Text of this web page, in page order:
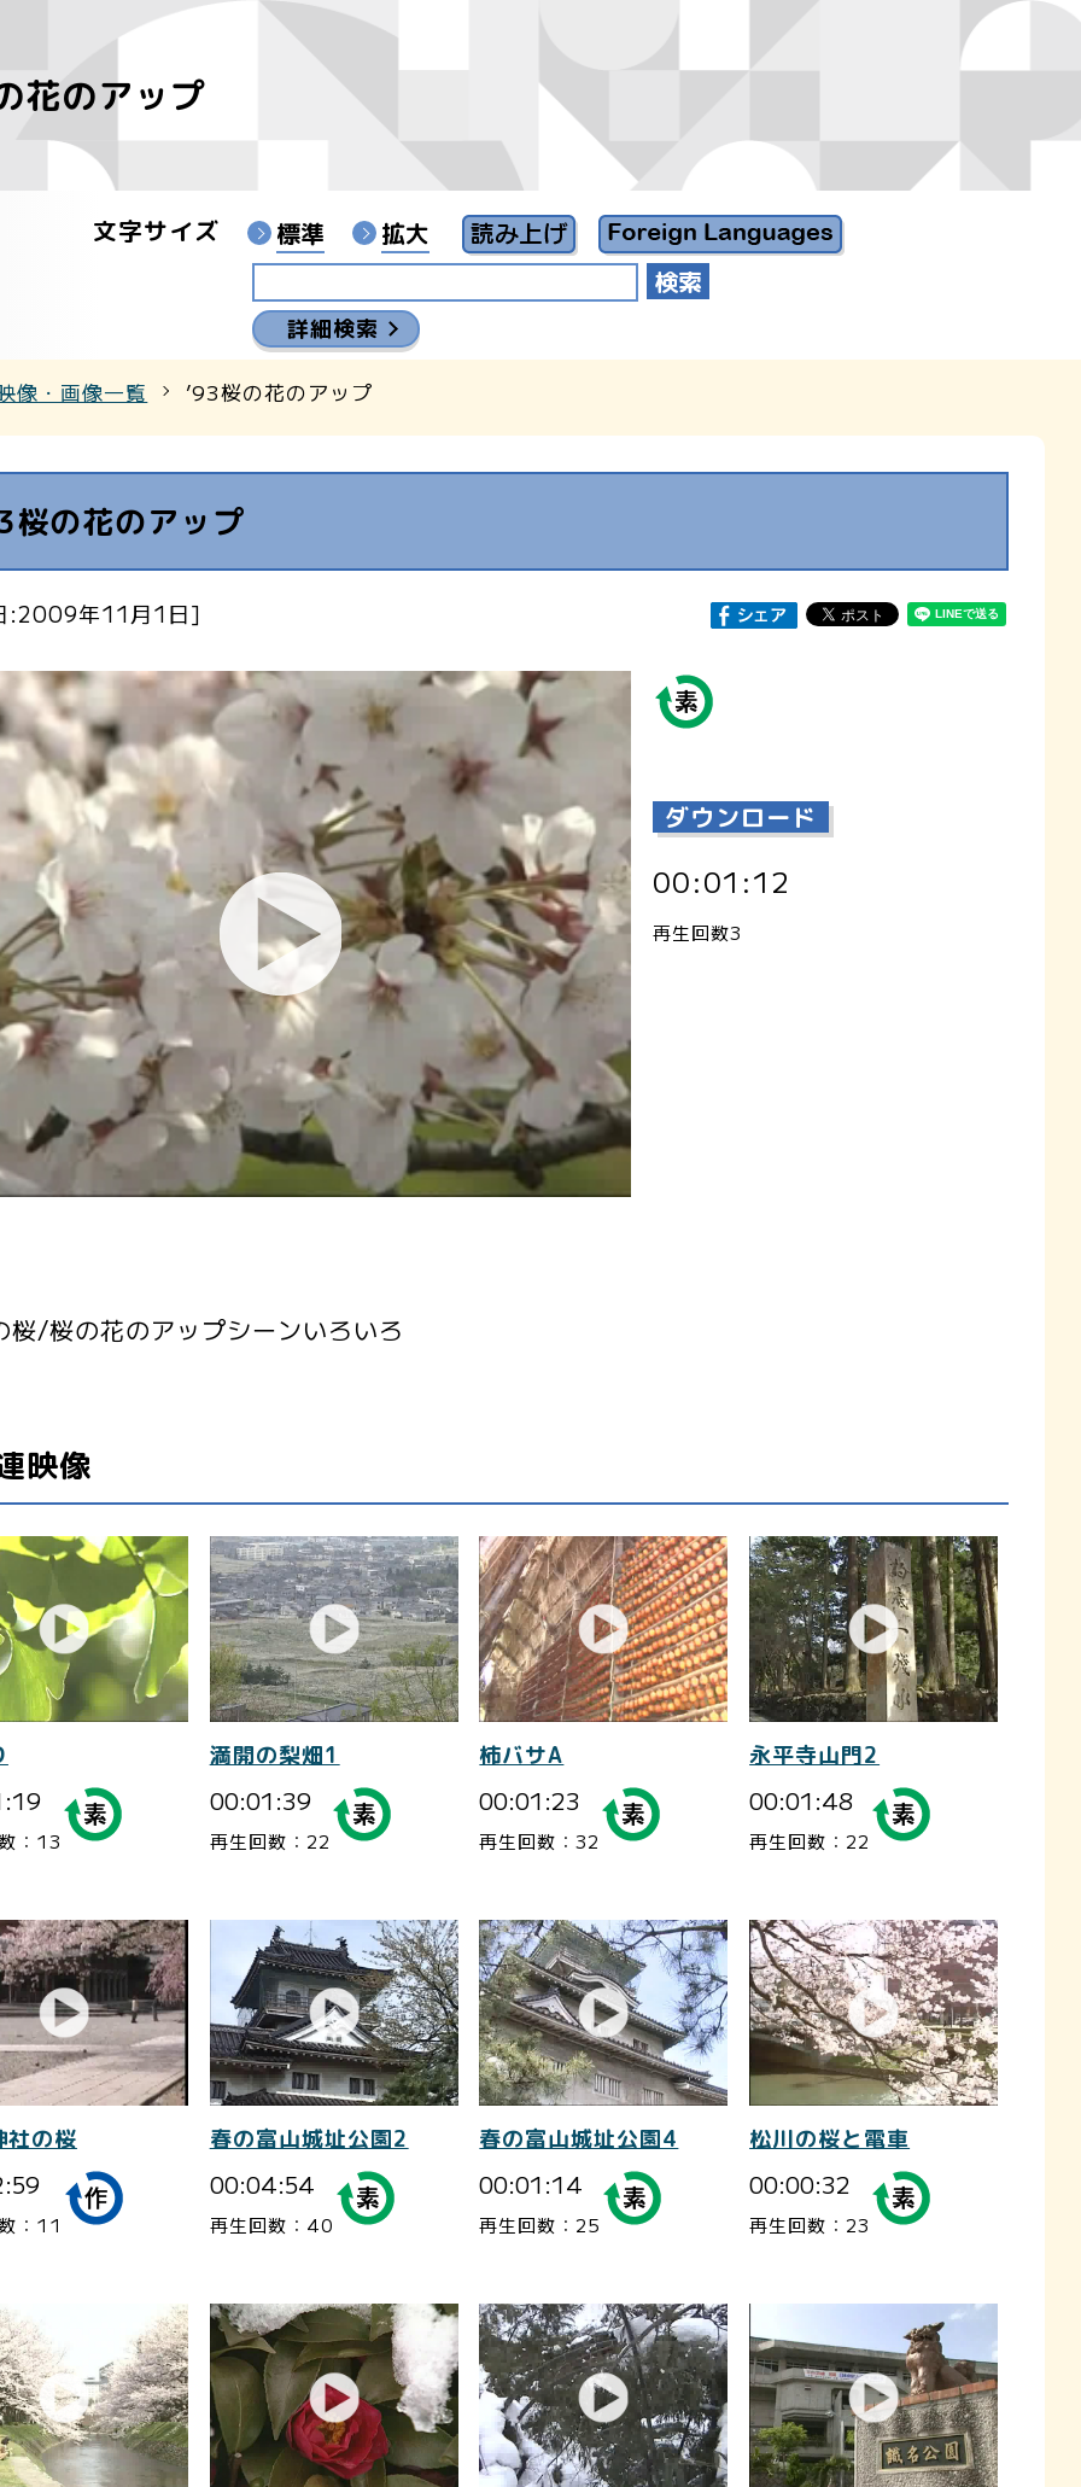
ンターYouTubeチャンネル
花のアップ
文字サイズ 標準 拡大
詳細検索
像・画像一覧 ’93桜の花のアップ
桜の花のアップ
:2009年11月1日]
ダウンロード
00:01:12
再生回数3
桜/桜の花のアップシーンいろいろ
映像
：13
満開の梨畑1
00:01:39
再生回数：22
柿バサA
00:01:23
再生回数：32
永平寺山門2
00:01:48
再生回数：22
社の桜
：11
春の富山城址公園2
00:04:54
再生回数：40
春の富山城址公園4
00:01:14
再生回数：25
松川の桜と電車
00:00:32
再生回数：23